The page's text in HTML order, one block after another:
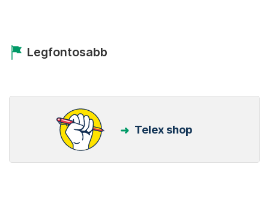
Legfontosabb
Telex shop